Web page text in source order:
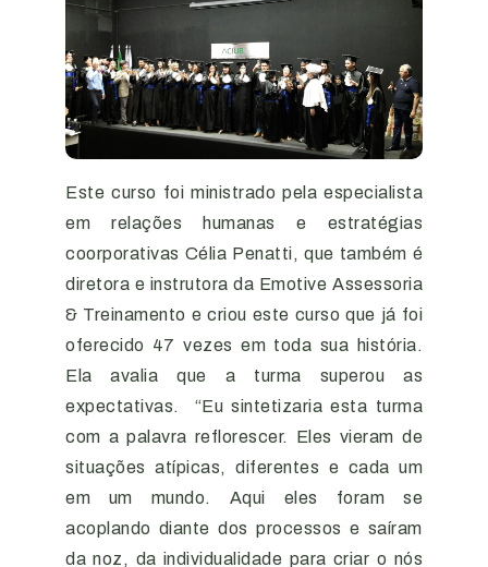
Este curso foi ministrado pela especialista
em relações humanas e estratégias
coorporativas Célia Penatti, que também é
diretora e instrutora da Emotive Assessoria
& Treinamento e criou este curso que já foi
oferecido 47 vezes em toda sua história.
Ela avalia que a turma superou as
expectativas. “Eu sintetizaria esta turma
com a palavra reflorescer. Eles vieram de
situações atípicas, diferentes e cada um
em um mundo. Aqui eles foram se
acoplando diante dos processos e saíram
da noz, da individualidade para criar o nós